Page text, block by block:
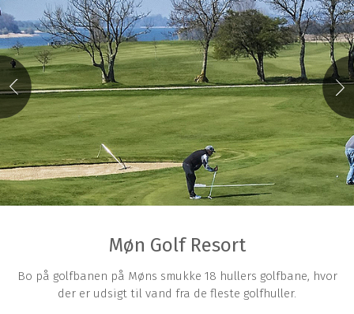
Møn Golf Resort
Bo på golfbanen på Møns smukke 18 hullers golfbane, hvor
der er udsigt til vand fra de fleste golfhuller.